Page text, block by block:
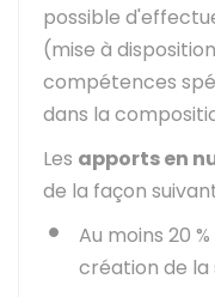
possible
(mise à
compétences
dans la
Les apports en
de la façon
Au moins 20 %
création de la